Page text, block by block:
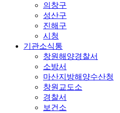
의창구
성산구
진해구
시청
기관소식통
창원해양경찰서
소방서
마산지방해양수산청
창원교도소
경찰서
보건소